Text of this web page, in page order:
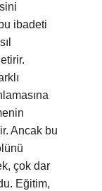
ibadeti
Ancak bu
çok dar
Eğitim,